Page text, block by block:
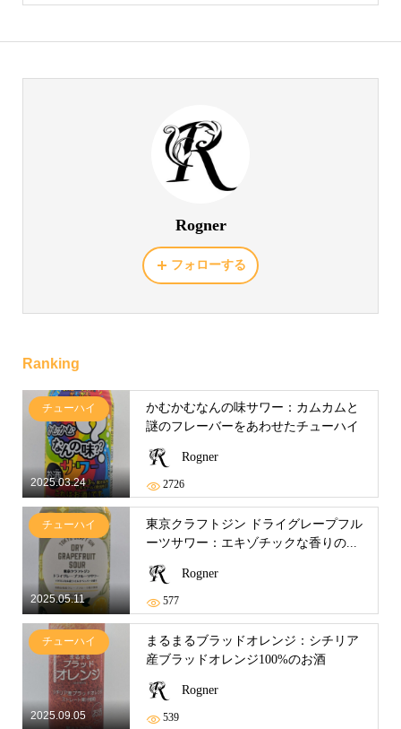
Rogner
フォローする
Ranking
2025.03.24
チューハイ
かむかむなんの味サワー：カムカムと
謎のフレーバーをあわせたチューハイ
Rogner
2726
2025.05.11
チューハイ
東京クラフトジン ドライグレープフル
ーツサワー：エキゾチックな香りの...
Rogner
577
2025.09.05
チューハイ
まるまるブラッドオレンジ：シチリア
産ブラッドオレンジ100%のお酒
Rogner
539